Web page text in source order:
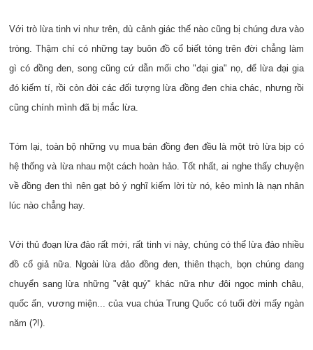
Với trò lừa tinh vi như trên, dù cảnh giác thế nào cũng bị chúng đưa vào
tròng. Thậm chí có những tay buôn đồ cổ biết tỏng trên đời chẳng làm
gì có đồng đen, song cũng cứ dẫn mối cho "đại gia" nọ, để lừa đại gia
đó kiếm tí, rồi còn đòi các đối tượng lừa đồng đen chia chác, nhưng rồi
cũng chính mình đã bị mắc lừa.
Tóm lại, toàn bộ những vụ mua bán đồng đen đều là một trò lừa bịp có
hệ thống và lừa nhau một cách hoàn hảo. Tốt nhất, ai nghe thấy chuyện
về đồng đen thì nên gạt bỏ ý nghĩ kiếm lời từ nó, kẻo mình là nạn nhân
lúc nào chẳng hay.
Với thủ đoạn lừa đảo rất mới, rất tinh vi này, chúng có thể lừa đảo nhiều
đồ cổ giả nữa. Ngoài lừa đảo đồng đen, thiên thạch, bọn chúng đang
chuyển sang lừa những "vật quý" khác nữa như đôi ngọc minh châu,
quốc ấn, vương miện... của vua chúa Trung Quốc có tuổi đời mấy ngàn
năm (?!).